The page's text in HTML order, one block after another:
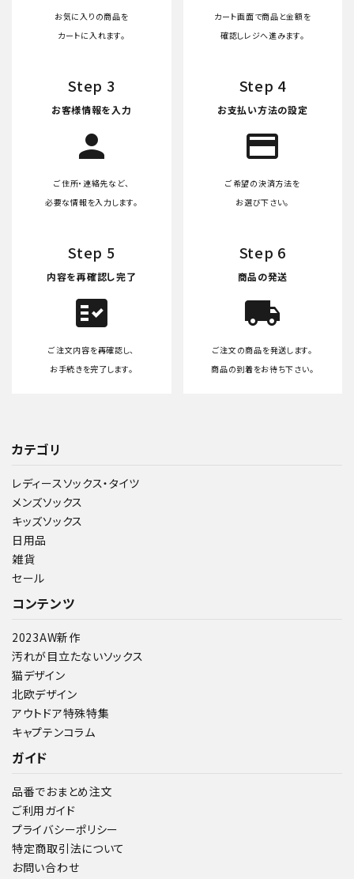
お気に入りの商品を
カートに入れます。
カート画面で商品と金額を
確認しレジへ進みます。
Step 3
お客様情報を入力
person
ご住所・連絡先など、
必要な情報を入力します。
Step 4
お支払い方法の設定
credit_card
ご希望の決済方法を
お選び下さい。
Step 5
内容を再確認し完了
fact_check
ご注文内容を再確認し、
お手続きを完了します。
Step 6
商品の発送
local_shipping
ご注文の商品を発送します。
商品の到着をお待ち下さい。
カテゴリ
レディースソックス・タイツ
メンズソックス
キッズソックス
日用品
雑貨
セール
コンテンツ
2023AW新作
汚れが目立たないソックス
猫デザイン
北欧デザイン
アウトドア特殊特集
キャプテンコラム
ガイド
品番でおまとめ注文
ご利用ガイド
プライバシーポリシー
特定商取引法について
お問い合わせ